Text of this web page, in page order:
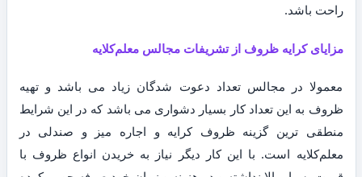
راحت باشد.
مزایای کرایه ظروف از تشریفات مجالس معلم‌کلایه
معمولا در مجالس تعداد دعوت شدگان زیاد می باشد و تهیه
ظروف به این تعداد کار بسیار دشواری می باشد که در این شرایط
منطقی ترین گزینه ظروف کرایه و اجاره میز و صندلی در
معلم‌کلایه است. با این کار دیگر نیاز به خریدن انواع ظروف با